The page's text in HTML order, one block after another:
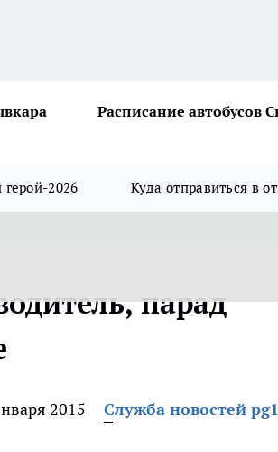
Расписание автобусов
2026 Куда отправиться в
парад
2015 Служба новостей